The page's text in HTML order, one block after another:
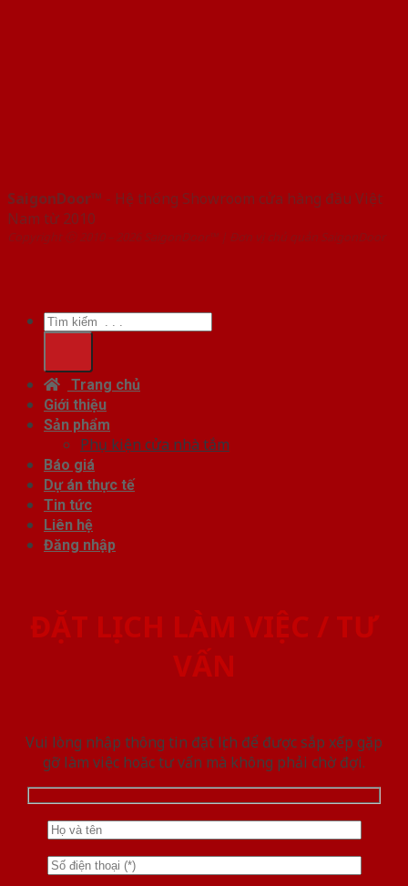
SaigonDoor™ - Hệ thống Showroom cửa hàng đầu Việt
Nam từ 2010
Copyright ⓒ 2010 – 2026 SaigonDoor™ | Đơn vị chủ quản SaigonDoor
Tìm
kiếm:
Trang chủ
Giới thiệu
Sản phẩm
Phụ kiện cửa nhà tắm
Báo giá
Dự án thực tế
Tin tức
Liên hệ
Đăng nhập
ĐẶT LỊCH LÀM VIỆC / TƯ
VẤN
Vui lòng nhập thông tin đặt lịch để được sắp xếp gặp
gỡ làm việc hoăc tư vấn mà không phải chờ đợi.